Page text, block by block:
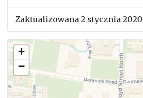
Zaktualizowana 2 stycznia 2020
+
−